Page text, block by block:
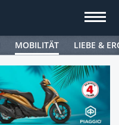
MOBILITÄT LIEBE &